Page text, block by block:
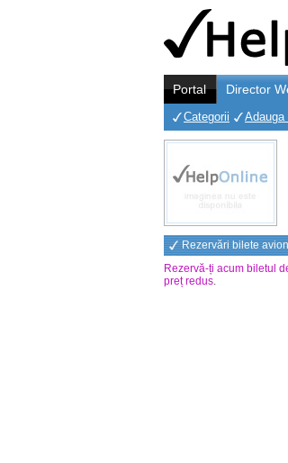
Portal Director
Categorii Adauga
Rezervări bilete avion
Rezervă-ți acum biletul
preț redus.